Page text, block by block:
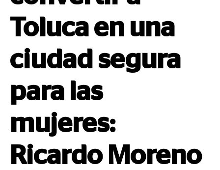
Toluca en una
ciudad segura
para las
mujeres:
Ricardo Moreno